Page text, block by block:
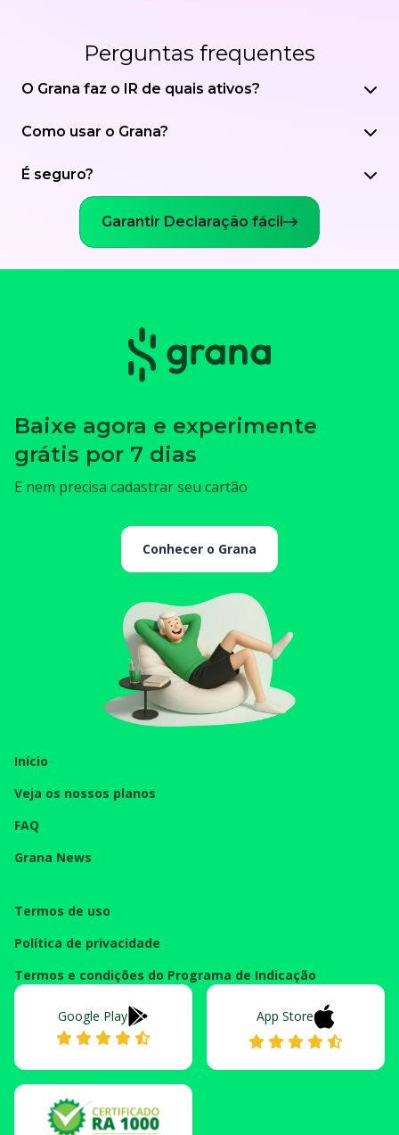
Perguntas frequentes
O Grana faz o IR de quais ativos?
Como usar o Grana?
É seguro?
Garantir Declaração fácil
Baixe agora e experimente
grátis por 7 dias
E nem precisa cadastrar seu cartão
Conhecer o Grana
Início
Veja os nossos planos
FAQ
Grana News
Termos de uso
Política de privacidade
Termos e condições do Programa de Indicação
Google Play App Store